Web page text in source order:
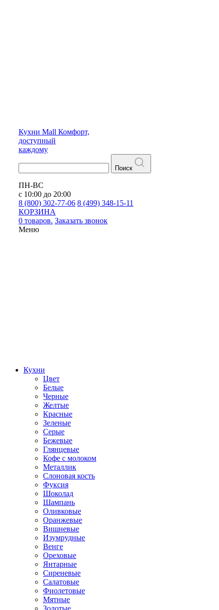
Кухни Mall Комфорт,
доступный
каждому
Поиск
ПН-ВС
с 10:00 до 20:00
8 (800) 302-77-06 8 (499) 348-15-11
КОРЗИНА
0 товаров. Заказать звонок
Меню
Кухни
Цвет
Белые
Черные
Желтые
Красные
Зеленые
Серые
Бежевые
Глянцевые
Кофе с молоком
Металлик
Слоновая кость
Фуксия
Шоколад
Шампань
Оливковые
Оранжевые
Вишневые
Изумрудные
Венге
Ореховые
Янтарные
Сиреневые
Салатовые
Фиолетовые
Мятные
Золотые